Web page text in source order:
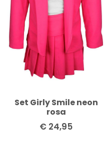
Set Girly Smile neon
rosa
€ 24,95